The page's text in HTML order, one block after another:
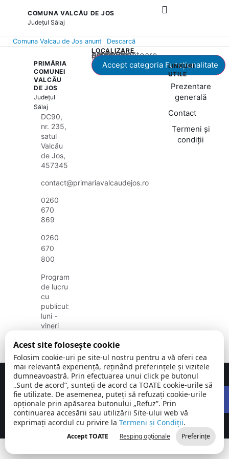
COMUNA VALCĂU DE JOS
Județul Sălaj
Comuna Valcau de Jos anunt Descarcă
PRIMĂRIA
COMUNEI
VALCĂU
DE JOS
Județul
Sălaj
DC90,
nr. 235,
satul
Valcău
de Jos,
457345
contact@primariavalcaudejos.ro
0260
670
869
0260
670
800
Program
de lucru
cu
publicul:
luni -
vineri
16:00
LOCALIZARE
Acest conținut este blocat până când acceptați categoria corespunzătoare de cookie-uri.
Accept categoria Funcționalitate
LINKURI
UTILE
Prezentare
generală
Contact
Termeni și
condiții
Comuna Valcău
de Jos | Județul
Sălaj
©
2026
Toate
drepturile
rezervate
Concept realizat deBig Media Relații Publice SRL
Acest site folosește cookie
Folosim cookie-uri pe site-ul nostru pentru a vă oferi cea
mai relevantă experiență, reținând preferințele și vizitele
dumneavoastră. Prin efectuarea unui click pe butonul
„Sunt de acord”, sunteți de acord ca TOATE cookie-urile să
fie utilizate. De asemenea, puteți să refuzați cookie-urile
opționale prin apăsarea butonului „Refuz”. Prin
continuarea accesării sau utilizării Site-ului web vă
exprimați acordul cu privire la Termeni și Condiții.
Accept TOATE Resping opționale Preferințe